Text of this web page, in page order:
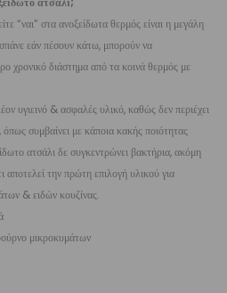
“ναι” στα ανοξείδωτα θερμός είναι η μεγάλη
εάν πέσουν κάτω, μπορούν να
χρονικό διάστημα από τα κοινά θερμός με
υγιεινό & ασφαλές υλικό, καθώς δεν περιέχει
συμβαίνει με κάποια κακής ποιότητας
ατσάλι δε συγκεντρώνει βακτήρια, ακόμη
αποτελεί την πρώτη επιλογή υλικού για
& ειδών κουζίνας.
μικροκυμάτων